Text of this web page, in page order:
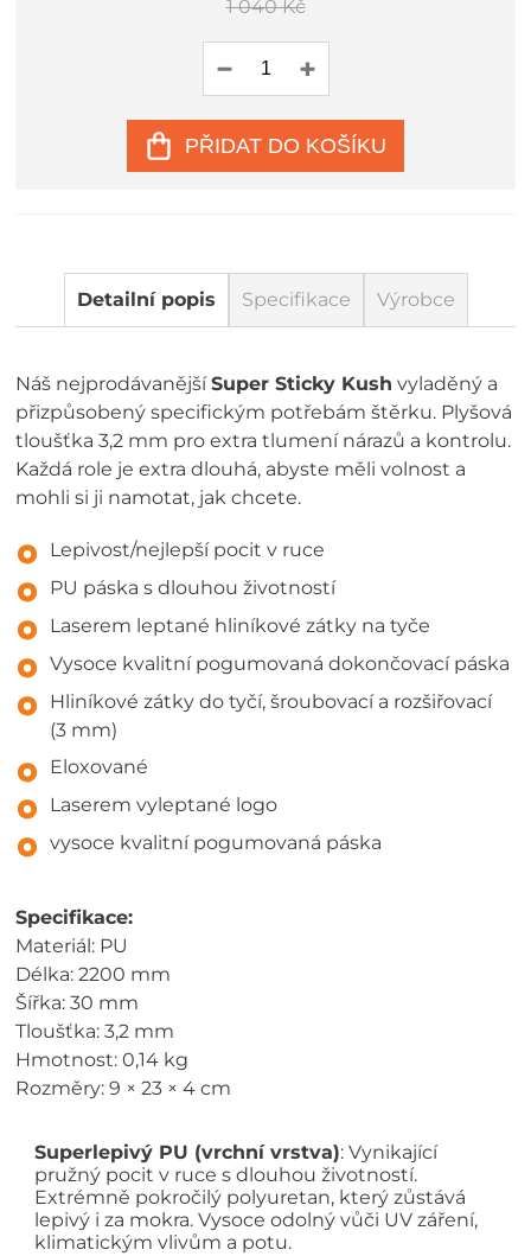
1 040 Kč
PŘIDAT DO KOŠÍKU
Detailní popis Specifikace Výrobce
Náš nejprodávanějšíSuper Sticky Kush vyladěný a
přizpůsobený specifickým potřebám štěrku. Plyšová
tloušťka 3,2 mm pro extra tlumení nárazů a kontrolu.
Každá role je extra dlouhá, abyste měli volnost a
mohli si ji namotat, jak chcete.
Lepivost/nejlepší pocit v ruce
PU páska s dlouhou životností
Laserem leptané hliníkové zátky na tyče
Vysoce kvalitní pogumovaná dokončovací páska
Hliníkové zátky do tyčí, šroubovací a rozšiřovací
(3 mm)
Eloxované
Laserem vyleptané logo
vysoce kvalitní pogumovaná páska
Specifikace:
Materiál: PU
Délka: 2200 mm
Šířka: 30 mm
Tloušťka: 3,2 mm
Hmotnost: 0,14 kg
Rozměry: 9 × 23 × 4 cm
Superlepivý PU (vrchní vrstva): Vynikající
pružný pocit v ruce s dlouhou životností.
Extrémně pokročilý polyuretan, který zůstává
lepivý i za mokra. Vysoce odolný vůči UV záření,
klimatickým vlivům a potu.